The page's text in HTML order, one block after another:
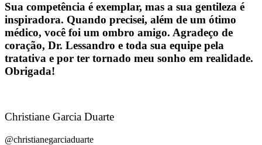
Sua competência é exemplar, mas a sua gentileza é
inspiradora. Quando precisei, além de um ótimo
médico, você foi um ombro amigo. Agradeço de
coração, Dr. Lessandro e toda sua equipe pela
tratativa e por ter tornado meu sonho em realidade.
Obrigada!
Christiane Garcia Duarte
@christianegarciaduarte